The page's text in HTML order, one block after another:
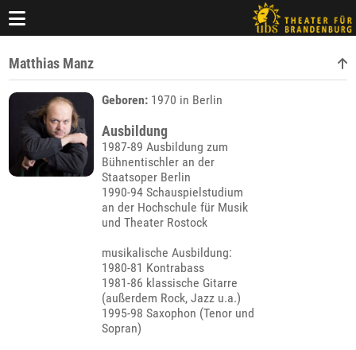
Matthias Manz
Geboren:1970 in Berlin
Ausbildung
1987-89 Ausbildung zum
Bühnentischler an der
Staatsoper Berlin
1990-94 Schauspielstudium
an der Hochschule für Musik
und Theater Rostock
musikalische Ausbildung:
1980-81 Kontrabass
1981-86 klassische Gitarre
(außerdem Rock, Jazz u.a.)
1995-98 Saxophon (Tenor und
Sopran)